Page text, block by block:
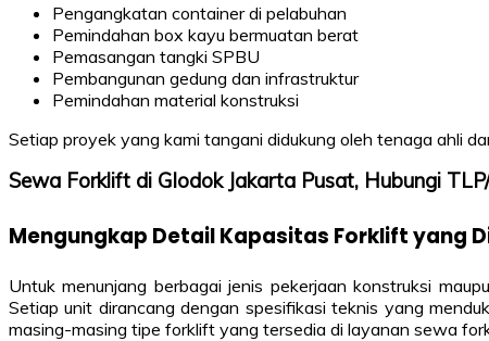
Pengangkatan container di pelabuhan
Pemindahan box kayu bermuatan berat
Pemasangan tangki SPBU
Pembangunan gedung dan infrastruktur
Pemindahan material konstruksi
Setiap proyek yang kami tangani didukung oleh tenaga ahli
Sewa Forklift di Glodok Jakarta Pusat, Hubungi
Mengungkap Detail Kapasitas Forklift yang
Untuk menunjang berbagai jenis pekerjaan konstruksi
Setiap unit dirancang dengan spesifikasi teknis yang
masing-masing tipe forklift yang tersedia di layanan sewa